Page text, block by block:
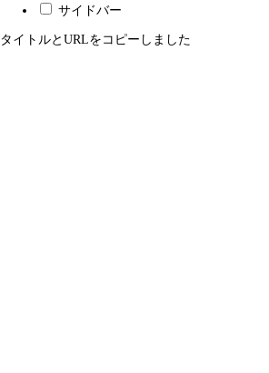
サイドバー
タイトルとURLをコピーしました